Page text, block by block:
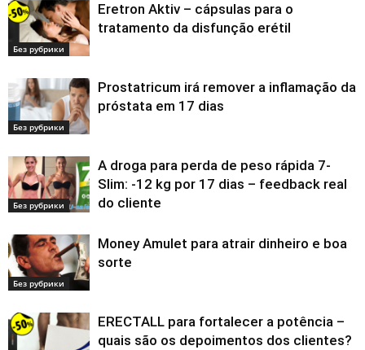
Без рубрики
Eretron Aktiv – cápsulas para o
tratamento da disfunção erétil
Без рубрики
Prostatricum irá remover a inflamação da
próstata em 17 dias
Без рубрики
A droga para perda de peso rápida 7-
Slim: -12 kg por 17 dias – feedback real
do cliente
Без рубрики
Money Amulet para atrair dinheiro e boa
sorte
ERECTALL para fortalecer a potência –
quais são os depoimentos dos clientes?